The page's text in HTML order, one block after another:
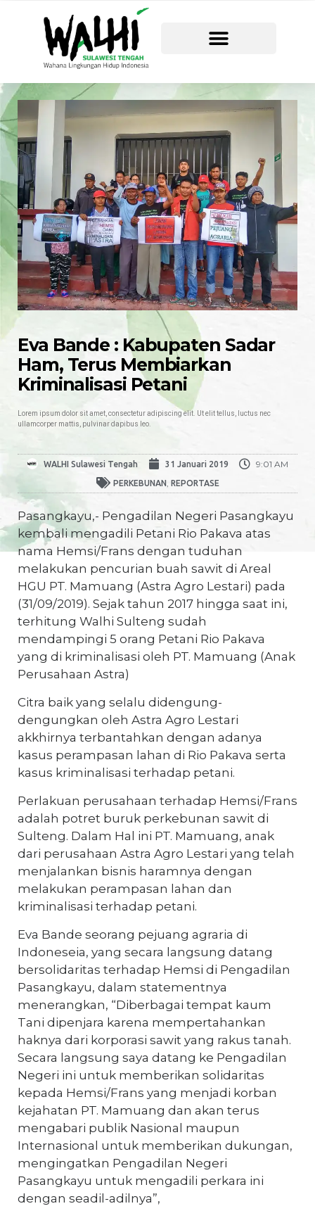
Eva Bande : Kabupaten Sadar
Ham, Terus Membiarkan
Kriminalisasi Petani
Lorem ipsum dolor sit amet, consectetur adipiscing elit. Ut elit tellus, luctus nec
ullamcorper mattis, pulvinar dapibus leo.
WALHI Sulawesi Tengah 31 Januari 2019 9:01 AM
PERKEBUNAN, REPORTASE
Pasangkayu,- Pengadilan Negeri Pasangkayu
kembali mengadili Petani Rio Pakava atas
nama Hemsi/Frans dengan tuduhan
melakukan pencurian buah sawit di Areal
HGU PT. Mamuang (Astra Agro Lestari) pada
(31/09/2019). Sejak tahun 2017 hingga saat ini,
terhitung Walhi Sulteng sudah
mendampingi 5 orang Petani Rio Pakava
yang di kriminalisasi oleh PT. Mamuang (Anak
Perusahaan Astra)
Citra baik yang selalu didengung-
dengungkan oleh Astra Agro Lestari
akkhirnya terbantahkan dengan adanya
kasus perampasan lahan di Rio Pakava serta
kasus kriminalisasi terhadap petani.
Perlakuan perusahaan terhadap Hemsi/Frans
adalah potret buruk perkebunan sawit di
Sulteng. Dalam Hal ini PT. Mamuang, anak
dari perusahaan Astra Agro Lestari yang telah
menjalankan bisnis haramnya dengan
melakukan perampasan lahan dan
kriminalisasi terhadap petani.
Eva Bande seorang pejuang agraria di
Indoneseia, yang secara langsung datang
bersolidaritas terhadap Hemsi di Pengadilan
Pasangkayu, dalam statementnya
menerangkan, “Diberbagai tempat kaum
Tani dipenjara karena mempertahankan
haknya dari korporasi sawit yang rakus tanah.
Secara langsung saya datang ke Pengadilan
Negeri ini untuk memberikan solidaritas
kepada Hemsi/Frans yang menjadi korban
kejahatan PT. Mamuang dan akan terus
mengabari publik Nasional maupun
Internasional untuk memberikan dukungan,
mengingatkan Pengadilan Negeri
Pasangkayu untuk mengadili perkara ini
dengan seadil-adilnya”,